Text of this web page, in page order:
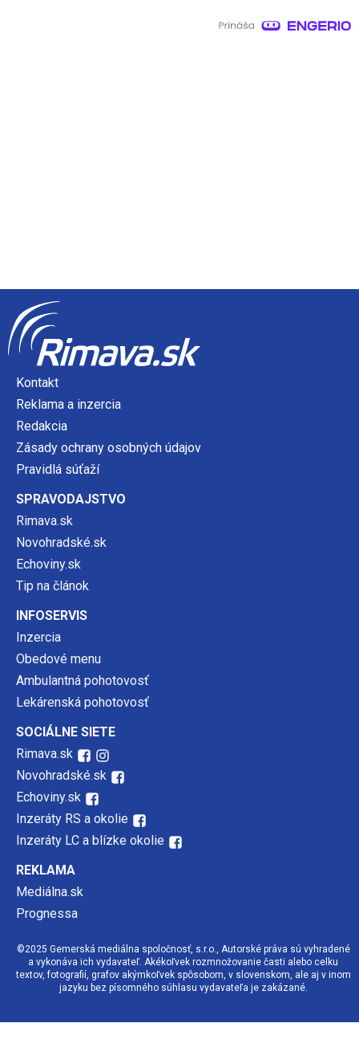
Kontakt
Reklama a inzercia
Redakcia
Zásady ochrany osobných údajov
Pravidlá súťaží
SPRAVODAJSTVO
Rimava.sk
Novohradské.sk
Echoviny.sk
Tip na článok
INFOSERVIS
Inzercia
Obedové menu
Ambulantná pohotovosť
Lekárenská pohotovosť
SOCIÁLNE SIETE
Rimava.sk
Novohradské.sk
Echoviny.sk
Inzeráty RS a okolie
Inzeráty LC a blízke okolie
REKLAMA
Mediálna.sk
Prognessa
©2025 Gemerská mediálna spoločnosť, s.r.o., Autorské práva sú vyhradené
a vykonáva ich vydavateľ. Akékoľvek rozmnožovanie časti alebo celku
textov, fotografií, grafov akýmkoľvek spôsobom, v slovenskom, ale aj v inom
jazyku bez písomného súhlasu vydavateľa je zakázané.